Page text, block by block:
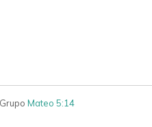
Mateo 5:14